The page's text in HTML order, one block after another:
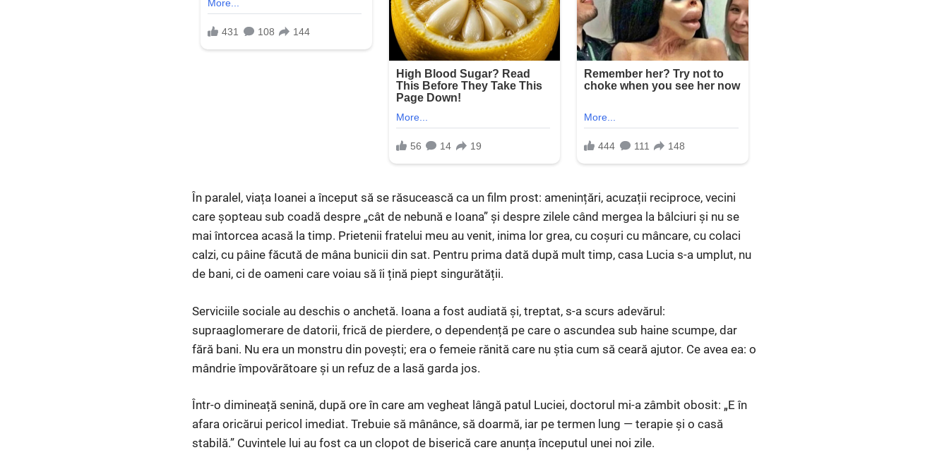
În paralel, viața Ioanei a început să se răsucească ca un film prost: amenințări, acuzații reciproce, vecini
care șopteau sub coadă despre „cât de nebună e Ioana” și despre zilele când mergea la bâlciuri și nu se
mai întorcea acasă la timp. Prietenii fratelui meu au venit, inima lor grea, cu coșuri cu mâncare, cu colaci
calzi, cu pâine făcută de mâna bunicii din sat. Pentru prima dată după mult timp, casa Lucia s-a umplut, nu
de bani, ci de oameni care voiau să îi țină piept singurătății.
Serviciile sociale au deschis o anchetă. Ioana a fost audiată și, treptat, s-a scurs adevărul:
supraaglomerare de datorii, frică de pierdere, o dependență pe care o ascundea sub haine scumpe, dar
fără bani. Nu era un monstru din povești; era o femeie rănită care nu știa cum să ceară ajutor. Ce avea ea: o
mândrie împovărătoare și un refuz de a lasă garda jos.
Într-o dimineață senină, după ore în care am vegheat lângă patul Luciei, doctorul mi-a zâmbit obosit: „E în
afara oricărui pericol imediat. Trebuie să mânânce, să doarmă, iar pe termen lung — terapie și o casă
stabilă.” Cuvintele lui au fost ca un clopot de biserică care anunța începutul unei noi zile.